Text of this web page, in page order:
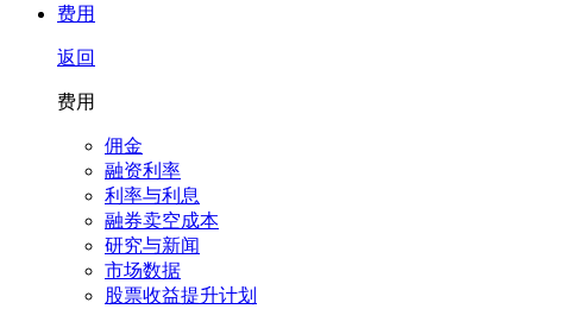
费用
返回
费用
佣金
融资利率
利率与利息
融券卖空成本
研究与新闻
市场数据
股票收益提升计划